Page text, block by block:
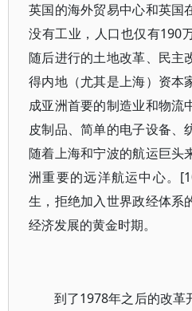
英国的海外贸易中心和英国
没有工业，人口也仅有190
随后进行的土地改革、民主
得内地（尤其是上海）资本
成亚洲首要的制造业和物流
皮制品、简单的电子设备、
随着上海和宁波的航运巨头
洲重要的远洋航运中心。
生，拒绝加入世界政经体系
经济发展的黄金时期。
到了1978年之后的改革